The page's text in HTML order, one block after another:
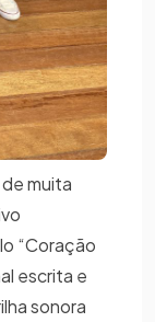
muita
“Coração
escrita e
sonora